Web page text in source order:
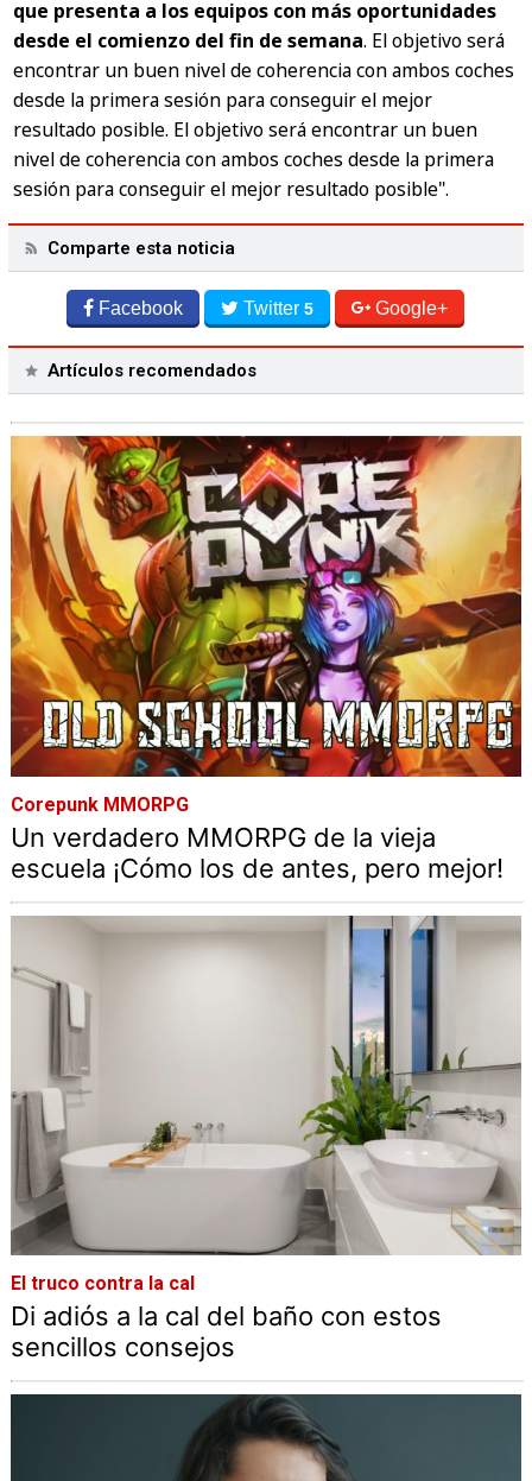
que presenta a los equipos con más oportunidades
desde el comienzo del fin de semana. El objetivo será
encontrar un buen nivel de coherencia con ambos coches
desde la primera sesión para conseguir el mejor
resultado posible. El objetivo será encontrar un buen
nivel de coherencia con ambos coches desde la primera
sesión para conseguir el mejor resultado posible".
Comparte esta noticia
Facebook Twitter5 Google+
Artículos recomendados
Corepunk MMORPG
Un verdadero MMORPG de la vieja
escuela ¡Cómo los de antes, pero mejor!
El truco contra la cal
Di adiós a la cal del baño con estos
sencillos consejos